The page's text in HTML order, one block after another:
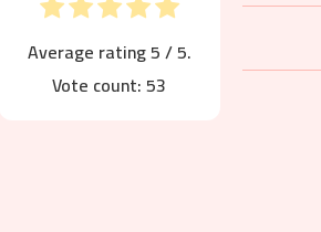
Average rating5/ 5.
Vote count:53